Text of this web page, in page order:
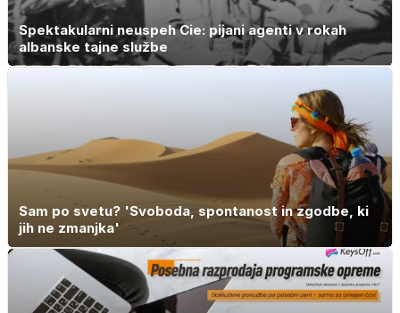
Spektakularni neuspeh Cie: pijani agenti v rokah
albanske tajne službe
Sam po svetu? 'Svoboda, spontanost in zgodbe, ki
jih ne zmanjka'